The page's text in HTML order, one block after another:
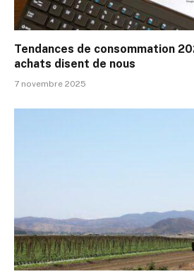
Tendances de consommation
achats disent de nous
7 novembre 2025